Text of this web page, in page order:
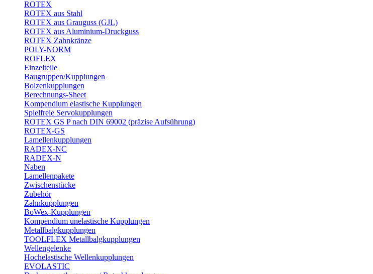
ROTEX
ROTEX aus Stahl
ROTEX aus Grauguss (GJL)
ROTEX aus Aluminium-Druckguss
ROTEX Zahnkränze
POLY-NORM
ROFLEX
Einzelteile
Baugruppen/Kupplungen
Bolzenkupplungen
Berechnungs-Sheet
Kompendium elastische Kupplungen
Spielfreie Servokupplungen
ROTEX GS P nach DIN 69002 (präzise Aufsührung)
ROTEX-GS
Lamellenkupplungen
RADEX-NC
RADEX-N
Naben
Lamellenpakete
Zwischenstücke
Zubehör
Zahnkupplungen
BoWex-Kupplungen
Kompendium unelastische Kupplungen
Metallbalgkupplungen
TOOLFLEX Metallbalgkupplungen
Wellengelenke
Hochelastische Wellenkupplungen
EVOLASTIC